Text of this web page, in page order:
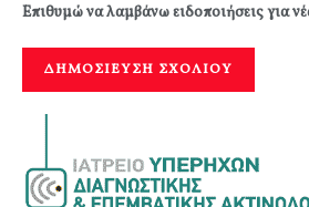
Επιθυμώ να λαμβάνω ειδοποιήσεις για